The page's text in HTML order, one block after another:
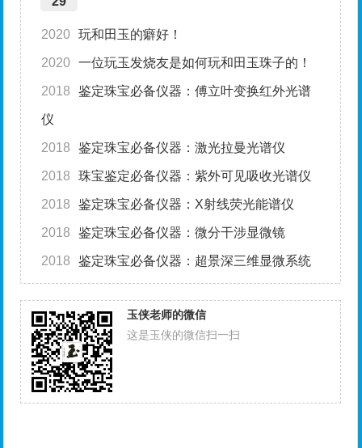
2020 玩和田玉的癖好！
2020 一位玩玉发烧友是如何玩和田玉珠子的！
2018 鉴定珠宝必备仪器：傅立叶变换红外光谱
仪
2018 鉴定珠宝必备仪器：激光拉曼光谱仪
2018 珠宝鉴定必备仪器：紫外可见吸收光谱仪
2018 鉴定珠宝必备仪器：X射线荧光能谱仪
2018 鉴定珠宝必备仪器：微分干涉显微镜
2018 鉴定珠宝必备仪器：超景深三维显微系统
玉侠老师的微信
这是玉侠的微信扫一扫